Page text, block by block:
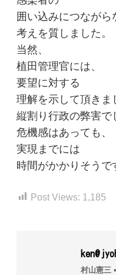
囲い込みにつながら
考えを質しました。
当然、
植田管理官には、
要望に対する
理解を示して頂きま
縦割り行政の弊害で
危機感はあっても、
実現までには
時間がかかりそうで
Post Views: 1,185
村山憲三